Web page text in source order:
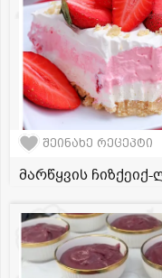
შეინახე რეცეპტი
მარწყვის